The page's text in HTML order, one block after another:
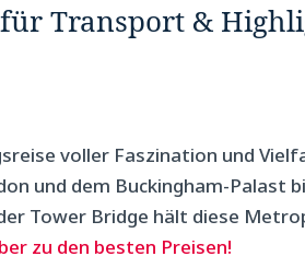
Transport &
voller Faszination und
und dem Buckingham-Palast
Tower Bridge hält diese